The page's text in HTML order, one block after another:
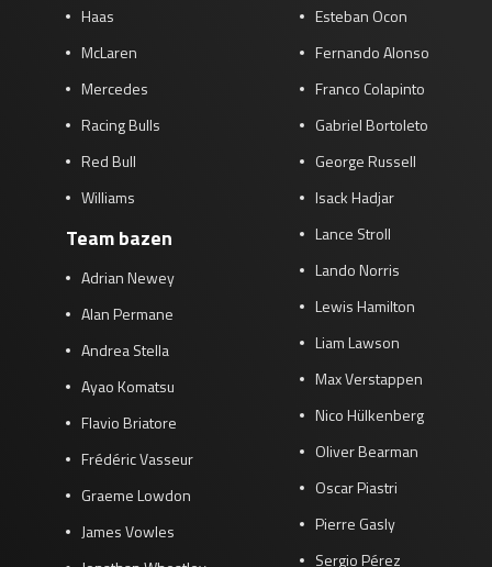
Haas
McLaren
Mercedes
Racing Bulls
Red Bull
Williams
Team bazen
Adrian Newey
Alan Permane
Andrea Stella
Ayao Komatsu
Flavio Briatore
Frédéric Vasseur
Graeme Lowdon
James Vowles
Esteban Ocon
Fernando Alonso
Franco Colapinto
Gabriel Bortoleto
George Russell
Isack Hadjar
Lance Stroll
Lando Norris
Lewis Hamilton
Liam Lawson
Max Verstappen
Nico Hülkenberg
Oliver Bearman
Oscar Piastri
Pierre Gasly
Sergio Pérez